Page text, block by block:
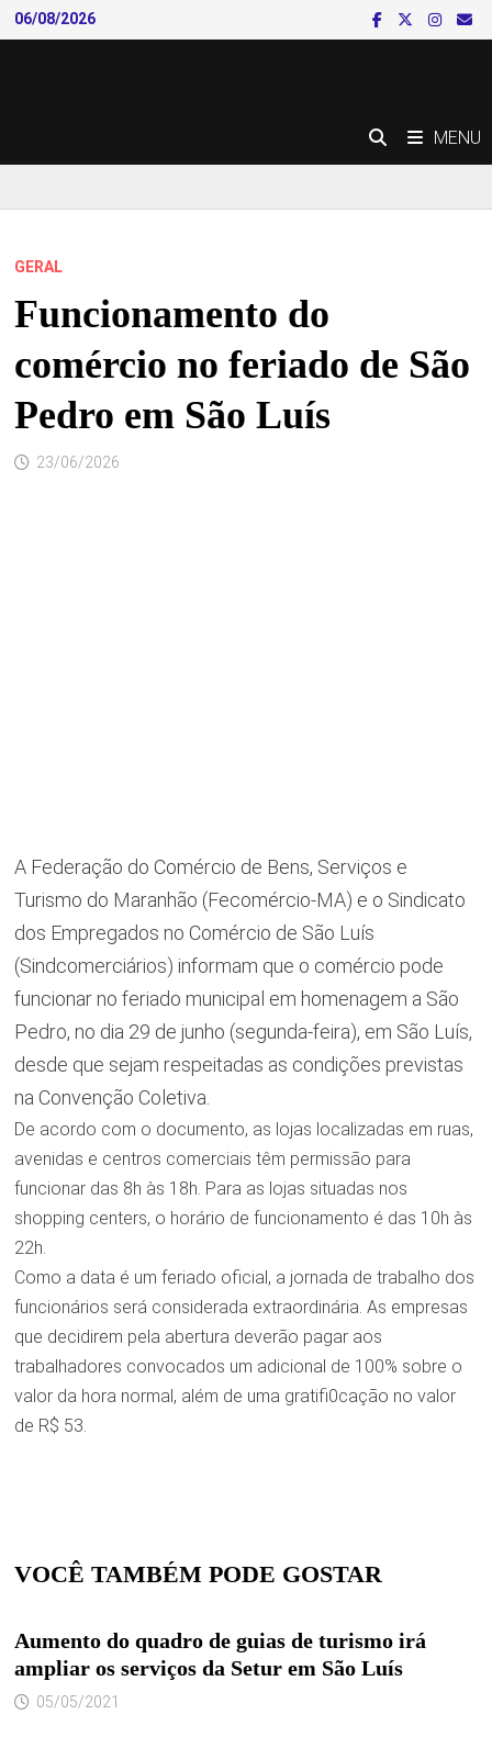
Skip
to
06/08/2026
MENU
GERAL
Funcionamento do
comércio no feriado de São
Pedro em São Luís
23/06/2026
A Federação do Comércio de Bens, Serviços e
Turismo do Maranhão (Fecomércio-MA) e o Sindicato
dos Empregados no Comércio de São Luís
(Sindcomerciários) informam que o comércio pode
funcionar no feriado municipal em homenagem a São
Pedro, no dia 29 de junho (segunda-feira), em São Luís,
desde que sejam respeitadas as condições previstas
na Convenção Coletiva.
De acordo com o documento, as lojas localizadas em ruas,
avenidas e centros comerciais têm permissão para
funcionar das 8h às 18h. Para as lojas situadas nos
shopping centers, o horário de funcionamento é das 10h às
22h.
Como a data é um feriado oficial, a jornada de trabalho dos
funcionários será considerada extraordinária. As empresas
que decidirem pela abertura deverão pagar aos
trabalhadores convocados um adicional de 100% sobre o
valor da hora normal, além de uma gratifi0cação no valor
de R$ 53.
VOCÊ TAMBÉM PODE GOSTAR
Aumento do quadro de guias de turismo irá
ampliar os serviços da Setur em São Luís
05/05/2021